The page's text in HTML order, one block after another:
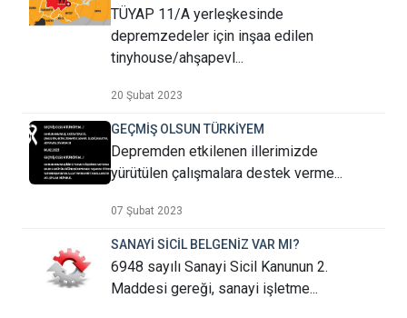
TÜYAP 11/A yerleşkesinde
depremzedeler için inşaa edilen
tinyhouse/ahşapevl...
20 Şubat 2023
GEÇMİŞ OLSUN TÜRKİYEM
Depremden etkilenen illerimizde
yürütülen çalışmalara destek verme...
07 Şubat 2023
SANAYİ SİCİL BELGENİZ VAR MI?
6948 sayılı Sanayi Sicil Kanunun 2.
Maddesi gereği, sanayi işletme...